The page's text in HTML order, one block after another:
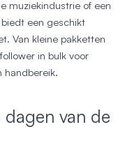
muziekindustrie of een
een geschikt
Van kleine pakketten
in bulk voor
handbereik.
van de